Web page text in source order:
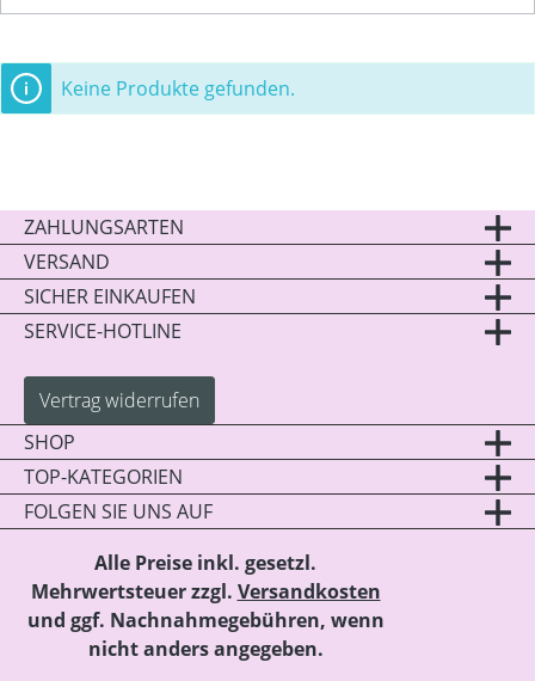
Keine Produkte gefunden.
ZAHLUNGSARTEN
VERSAND
SICHER EINKAUFEN
SERVICE-HOTLINE
Vertrag widerrufen
SHOP
TOP-KATEGORIEN
FOLGEN SIE UNS AUF
Alle Preise inkl. gesetzl.
Mehrwertsteuer zzgl. Versandkosten
und ggf. Nachnahmegebühren, wenn
nicht anders angegeben.